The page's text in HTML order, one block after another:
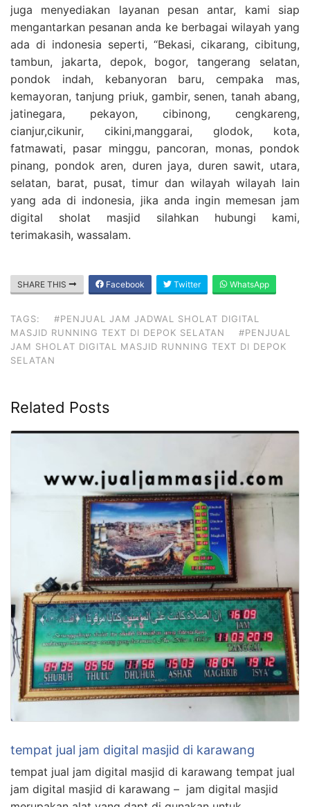
juga menyediakan layanan pesan antar, kami siap
mengantarkan pesanan anda ke berbagai wilayah yang
ada di indonesia seperti, “Bekasi, cikarang, cibitung,
tambun, jakarta, depok, bogor, tangerang selatan,
pondok indah, kebanyoran baru, cempaka mas,
kemayoran, tanjung priuk, gambir, senen, tanah abang,
jatinegara, pekayon, cibinong, cengkareng,
cianjur,cikunir, cikini,manggarai, glodok, kota,
fatmawati, pasar minggu, pancoran, monas, pondok
pinang, pondok aren, duren jaya, duren sawit, utara,
selatan, barat, pusat, timur dan wilayah wilayah lain
yang ada di indonesia, jika anda ingin memesan jam
digital sholat masjid silahkan hubungi kami,
terimakasih, wassalam.
SHARE THIS Facebook Twitter WhatsApp
TAGS:
#PENJUAL JAM JADWAL SHOLAT DIGITAL
MASJID RUNNING TEXT DI DEPOK SELATAN
#PENJUAL
JAM SHOLAT DIGITAL MASJID RUNNING TEXT DI DEPOK
SELATAN
Related Posts
tempat jual jam digital masjid di karawang
tempat jual jam digital masjid di karawang tempat jual
jam digital masjid di karawang – jam digital masjid